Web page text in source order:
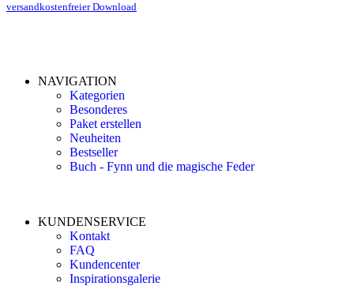
versandkostenfreier Download
NAVIGATION
Kategorien
Besonderes
Paket erstellen
Neuheiten
Bestseller
Buch - Fynn und die magische Feder
KUNDENSERVICE
Kontakt
FAQ
Kundencenter
Inspirationsgalerie